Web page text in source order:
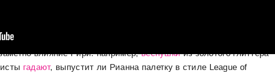
League of Legends. В макияже некоторых персонажей шоу,
влияние Рири: например,веснушкииз золотого глиттера
гадают, выпустит ли Рианна палетку в стиле League of